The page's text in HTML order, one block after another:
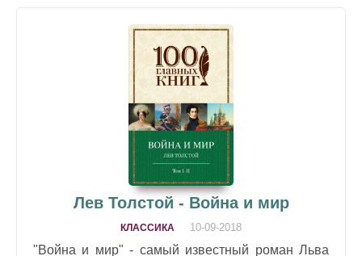
Лев Толстой - Война и мир
КЛАССИКА 10-09-2018
"Война и мир" - самый известный роман Льва